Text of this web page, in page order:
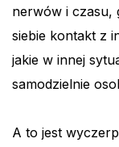
nerwów i czasu,
siebie kontakt z
jakie w innej
samodzielnie
A to jest